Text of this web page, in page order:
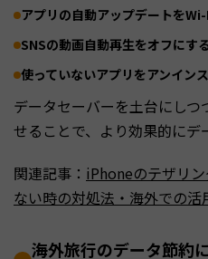
アプリの自動アップデートを
SNSの動画自動再生をオフにす
使っていないアプリをアンイン
データセーバーを土台にし
せることで、より効果的にデ
関連記事： iPhoneのテザリ
ない時の対処法・海外での活
海外旅行のデータ節約